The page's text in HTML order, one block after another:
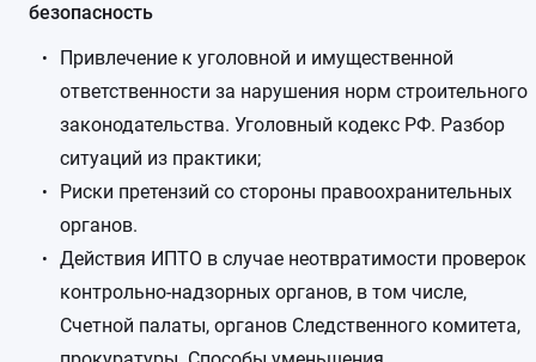
безопасность
Привлечение к уголовной и имущественной
ответственности за нарушения норм строительного
законодательства. Уголовный кодекс РФ. Разбор
ситуаций из практики;
Риски претензий со стороны правоохранительных
органов.
Действия ИПТО в случае неотвратимости проверок
контрольно-надзорных органов, в том числе,
Счетной палаты, органов Следственного комитета,